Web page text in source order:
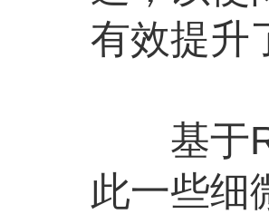
有效提升
基于
此一些细